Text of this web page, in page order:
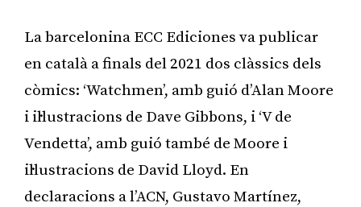
La barcelonina ECC Ediciones va publicar
en català a finals del 2021 dos clàssics dels
còmics: ‘Watchmen’, amb guió d’Alan Moore
i il·lustracions de Dave Gibbons, i ‘V de
Vendetta’, amb guió també de Moore i
il·lustracions de David Lloyd. En
declaracions a l’ACN, Gustavo Martínez,